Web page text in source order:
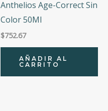
Anthelios Age-Correct Sin
Color 50Ml
$752.67
AÑADIR AL
CARRITO